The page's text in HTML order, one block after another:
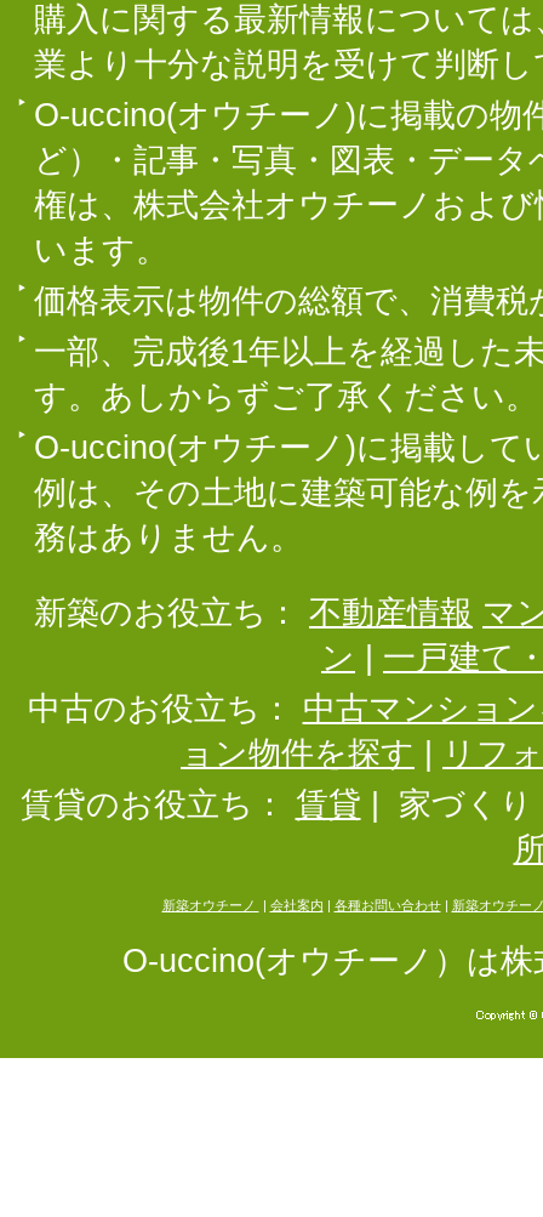
購入に関する最新情報について
業より十分な説明を受けて判断
O-uccino(オウチーノ)に掲載の物
ど）・記事・写真・図表・デー
権は、株式会社オウチーノおよ
います。
価格表示は物件の総額で、消費
一部、完成後1年以上を経過した
す。あしからずご了承ください。
O-uccino(オウチーノ)に掲載して
例は、その土地に建築可能な例
務はありません。
新築のお役立ち： 不動産情報 マ
ン
一戸建て
中古のお役立ち：
中古マンショ
ョン物件を探す
リフ
賃貸のお役立ち：
賃貸
家づくり
新築オウチーノ 会社案内 各種お問い合わせ| 新築オウチー
O-uccino(オウチーノ）は